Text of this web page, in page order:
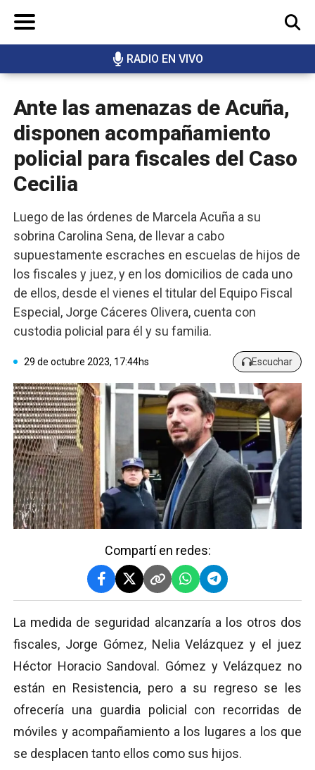
RADIO EN VIVO
BUSCAR
Ante las amenazas de Acuña,
disponen acompañamiento
policial para fiscales del Caso
Cecilia
Luego de las órdenes de Marcela Acuña a su
sobrina Carolina Sena, de llevar a cabo
supuestamente escraches en escuelas de hijos de
los fiscales y juez, y en los domicilios de cada uno
de ellos, desde el vienes el titular del Equipo Fiscal
Especial, Jorge Cáceres Olivera, cuenta con
custodia policial para él y su familia.
29 de octubre 2023, 17:44hs Escuchar
Compartí en redes:
La medida de seguridad alcanzaría a los otros dos
fiscales, Jorge Gómez, Nelia Velázquez y el juez
Héctor Horacio Sandoval. Gómez y Velázquez no
están en Resistencia, pero a su regreso se les
ofrecería una guardia policial con recorridas de
móviles y acompañamiento a los lugares a los que
se desplacen tanto ellos como sus hijos.